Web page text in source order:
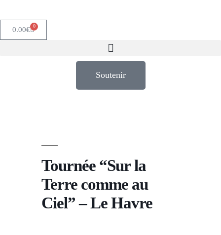
0.00€ 0
Soutenir
Tournée “Sur la
Terre comme au
Ciel” – Le Havre